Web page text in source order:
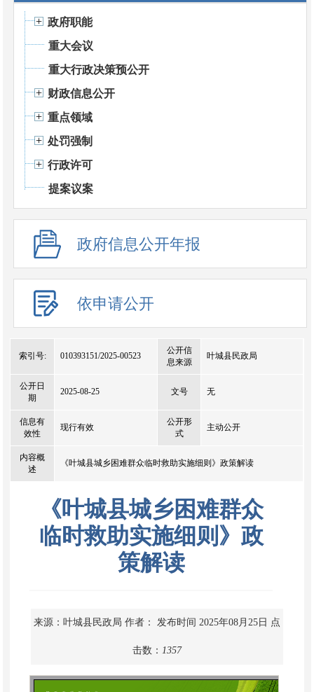
政府职能
重大会议
重大行政决策预公开
财政信息公开
重点领域
处罚强制
行政许可
提案议案
政府信息公开年报
依申请公开
索引号: 010393151/2025-00523
公开信
息来源
叶城县民政局
公开日
期
2025-08-25 文号 无
信息有
效性
现行有效
公开形
式
主动公开
内容概
述
《叶城县城乡困难群众临时救助实施细则》政策解读
《叶城县城乡困难群众
临时救助实施细则》政
策解读
来源：叶城县民政局 作者： 发布时间 2025年08月25日 点
击数： 1357